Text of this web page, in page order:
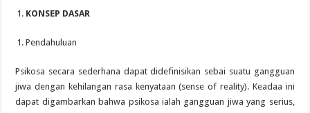
KONSEP DASAR
Pendahuluan
Psikosa secara sederhana dapat didefinisikan sebai suatu gangguan
jiwa dengan kehilangan rasa kenyataan (sense of reality). Keadaa ini
dapat digambarkan bahwa psikosa ialah gangguan jiwa yang serius,